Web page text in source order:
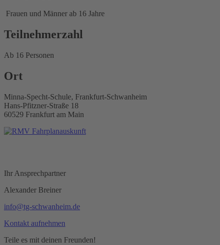
Frauen und Männer ab 16 Jahre
Teilnehmerzahl
Ab 16 Personen
Ort
Minna-Specht-Schule, Frankfurt-Schwanheim
Hans-Pfitzner-Straße 18
60529 Frankfurt am Main
Ihr Ansprechpartner
Alexander Breiner
info@tg-schwanheim.de
Kontakt aufnehmen
Teile es mit deinen Freunden!